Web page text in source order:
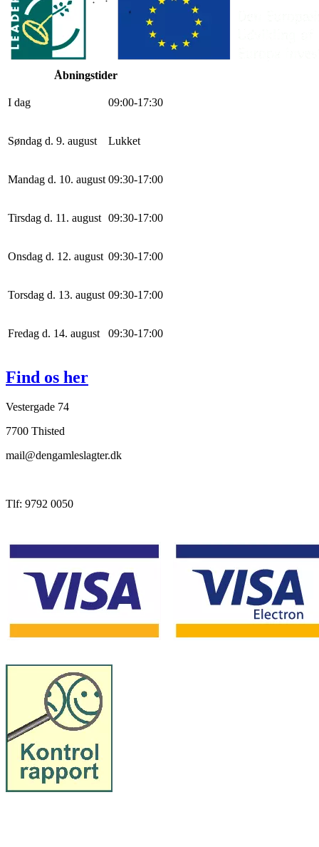
Åbningstider
I dag 09:00-17:30
Søndag d. 9. august Lukket
Mandag d. 10. august 09:30-17:00
Tirsdag d. 11. august 09:30-17:00
Onsdag d. 12. august 09:30-17:00
Torsdag d. 13. august 09:30-17:00
Fredag d. 14. august 09:30-17:00
Find os her
Vestergade 74
7700 Thisted
mail@dengamleslagter.dk
Tlf: 9792 0050